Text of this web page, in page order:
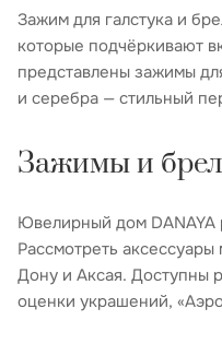
Зажим для галстука и
которые подчёркивают
представлены зажимы
и серебра — стильный
Зажимы и
Ювелирный дом DANAYA
Рассмотреть
Дону и Аксая. Доступны
оценки украшений,